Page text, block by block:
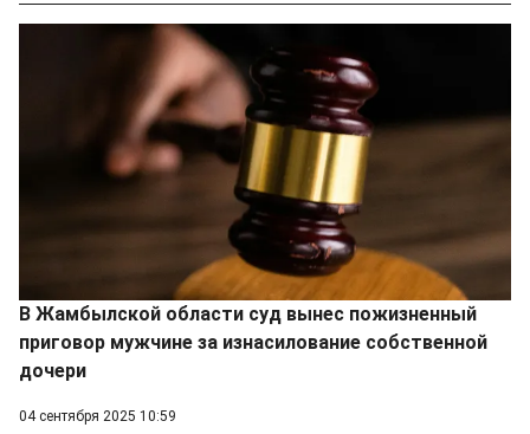
В Жамбылской области суд вынес пожизненный
приговор мужчине за изнасилование собственной
дочери
04 сентября 2025 10:59